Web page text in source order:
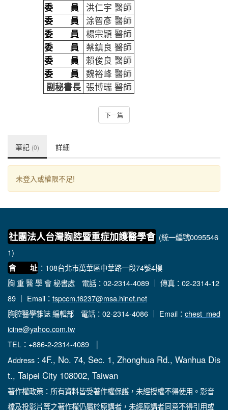
委 員
洪仁宇 醫師
委 員
涂智彥 醫師
委 員
楊宗頴 醫師
委 員
蔡鎮良 醫師
委 員
賴俊良 醫師
委 員
魏裕峰 醫師
副秘書長 張博瑞 醫師
下一篇
筆記 (0) 詳細
未登入或權限不足!
社團法人台灣胸腔暨重症加護醫學會 (統一編號0095546
1)
會 址 ：108台北市萬華區中華路一段74號4樓
胸 重 醫 學 會 秘書處 電話：02-2314-4089 ｜ 傳真：02-2314-12
89 ｜ Email： tspccm.t6237@msa.hinet.net
胸腔醫學雜誌 編輯部 電話：02-2314-4086 ｜ Email： chest_med
icine@yahoo.com.tw
TEL：+886-2-2314-4089 │
Address： 4F., No. 74, Sec. 1, Zhonghua Rd., Wanhua Dis
t., Taipei City 108002, Taiwan
著作權政策：所有資料皆受著作權保護，未經授權不得使用。影音
檔及投影片等之著作權仍屬於原講者，未經原講者同意不得引用或